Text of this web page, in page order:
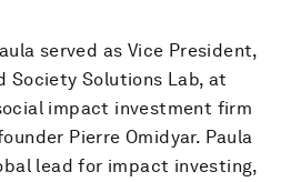
served as Vice President,
Society Solutions Lab, at
impact investment firm
Pierre Omidyar. Paula
lead for impact investing,